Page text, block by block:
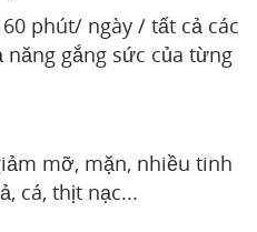
phút/ ngày / tất cả các
gắng sức của từng
mỡ, mặn, nhiều tinh
cá, thịt nạc...